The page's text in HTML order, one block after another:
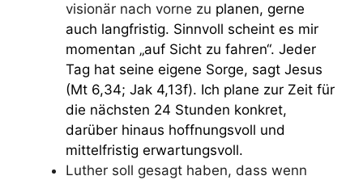
visionär nach vorne zu planen, gerne
auch langfristig. Sinnvoll scheint es mir
momentan „auf Sicht zu fahren“. Jeder
Tag hat seine eigene Sorge, sagt Jesus
(Mt 6,34; Jak 4,13f). Ich plane zur Zeit für
die nächsten 24 Stunden konkret,
darüber hinaus hoffnungsvoll und
mittelfristig erwartungsvoll.
Luther soll gesagt haben, dass wenn